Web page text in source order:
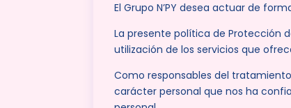
El Grupo N’PY desea actuar de
La presente política de Protección
utilización de los servicios que
Como responsables del
carácter personal que nos ha